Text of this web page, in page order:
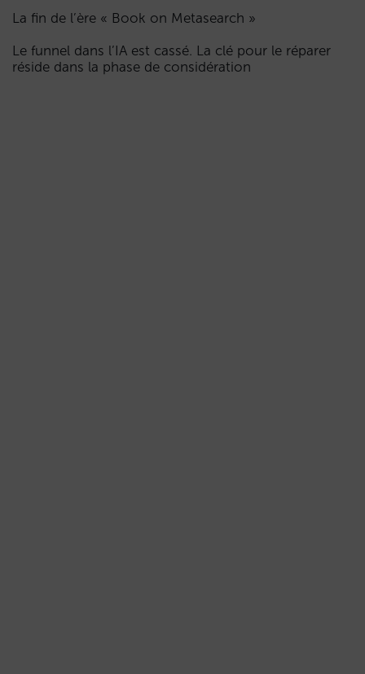
La fin de l’ère « Book on Metasearch »
Le funnel dans l’IA est cassé. La clé pour le réparer
réside dans la phase de considération